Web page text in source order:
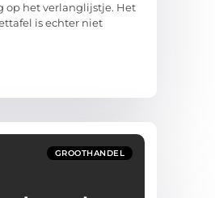
op het verlanglijstje. Het
is echter niet
GROOTHANDEL